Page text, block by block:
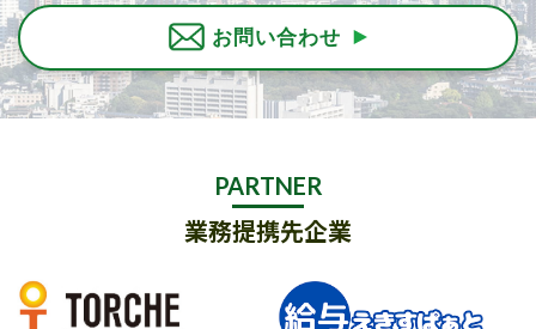
お問い合わせ
PARTNER
業務提携先企業